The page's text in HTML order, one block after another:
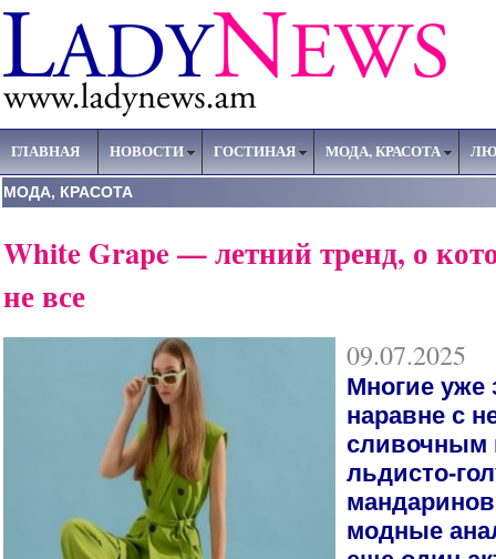
ГЛАВНАЯ НОВОСТИ ГОСТИНАЯ МОДА, КРАСОТА
МОДА, КРАСОТА
White Grape — летний тренд, о
не все
09.07.2025
Многие уже
наравне с
сливочным
льдисто-
модные